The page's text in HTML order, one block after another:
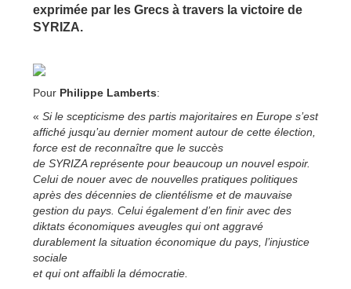
exprimée par les Grecs à travers la victoire de
SYRIZA.
Pour Philippe Lamberts:
« Si le scepticisme des partis majoritaires en Europe s’est
affiché jusqu’au dernier moment autour de cette élection,
force est de reconnaître que le succès
de SYRIZA représente pour beaucoup un nouvel espoir.
Celui de nouer avec de nouvelles pratiques politiques
après des décennies de clientélisme et de mauvaise
gestion du pays. Celui également d’en finir avec des
diktats économiques aveugles qui ont aggravé
durablement la situation économique du pays, l’injustice
sociale
et qui ont affaibli la démocratie.